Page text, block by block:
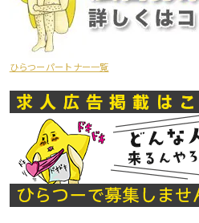
ひらつーパートナー一覧